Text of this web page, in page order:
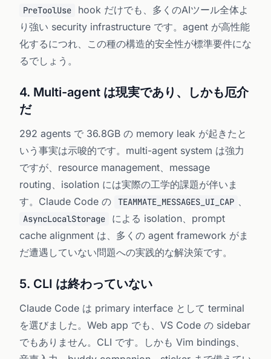
PreToolUse
hook だけでも、多くのAIツール全体よ
り強い security infrastructure です。agent が高性能
化するにつれ、この種の構造的安全性が標準要件にな
るでしょう。
4. Multi-agent は現実であり、しかも厄介
だ
292 agents で 36.8GB の memory leak が起きたと
いう事実は示唆的です。multi-agent system は強力
ですが、resource management、message
routing、isolation には実際の工学的課題が伴いま
す。Claude Code の
TEAMMATE_MESSAGES_UI_CAP 、
AsyncLocalStorage
による isolation、prompt
cache alignment は、多くの agent framework がま
だ遭遇していない問題への実践的な解決策です。
5. CLI は終わっていない
Claude Code は primary interface として terminal
を選びました。Web app でも、VS Code の sidebar
でもありません。CLI です。しかも Vim bindings、